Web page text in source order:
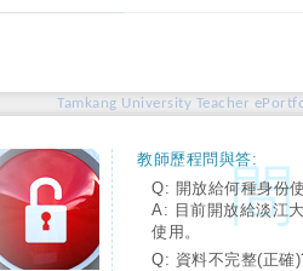
Tamkang University Teacher
教師歷程問與答:
Q: 開放給何種身份
A: 目前開放給淡江
使用。
Q: 資料不完整(正確